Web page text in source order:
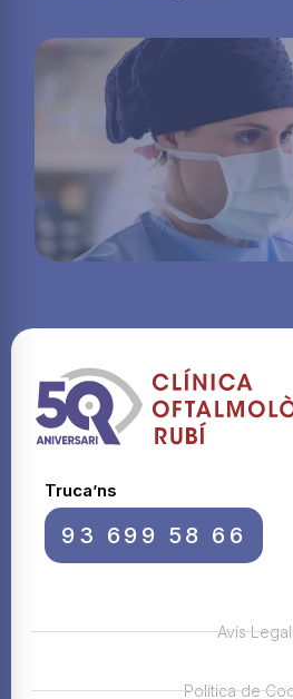
Truca’ns
93 699 58 66
Avís Legal
Política de